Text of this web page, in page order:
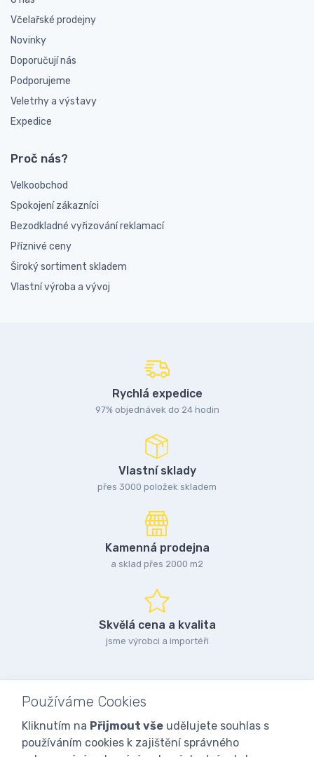
Včelařské prodejny
Novinky
Doporučují nás
Podporujeme
Veletrhy a výstavy
Expedice
Proč nás?
Velkoobchod
Spokojení zákazníci
Bezodkladné vyřizování reklamací
Příznivé ceny
Široký sortiment skladem
Vlastní výroba a vývoj
Rychlá expedice
97% objednávek do 24 hodin
Vlastní sklady
přes 3000 položek skladem
Kamenná prodejna
a sklad přes 2000 m2
Skvělá cena a kvalita
jsme výrobci a importéři
Používáme Cookies
Kliknutím na Přijmout vše udělujete souhlas s
používáním cookies k zajištění správného